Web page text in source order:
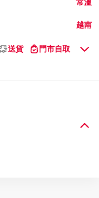
越南
送貨 門市自取